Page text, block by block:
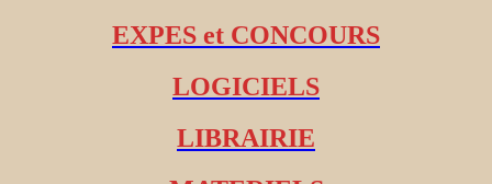
EXPES et CONCOURS
LOGICIELS
LIBRAIRIE